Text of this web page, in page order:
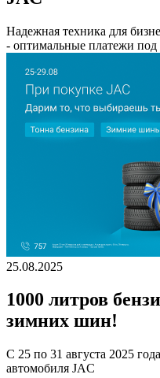
Надежная техника для
- оптимальные платежи
25.08.2025
1000 литров
зимних шин!
С 25 по 31 августа 2025
автомобиля JAC